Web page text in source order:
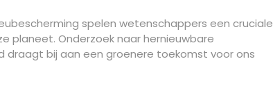
spelen wetenschappers een cruciale
planeet. Onderzoek naar hernieuwbare
draagt bij aan een groenere toekomst voor ons